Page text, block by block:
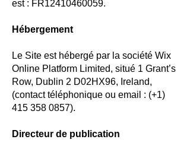
est : FR12410460059.
Hébergement
Le Site est hébergé par la société Wix
Online Platform Limited, situé 1 Grant’s
Row, Dublin 2 D02HX96, Ireland,
(contact téléphonique ou email : (+1)
415 358 0857).
Directeur de publication